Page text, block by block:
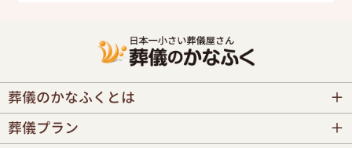
葬儀のかなふくとは
葬儀プラン